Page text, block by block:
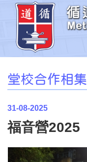
堂校合作相集
31-08-2025
福音營2025